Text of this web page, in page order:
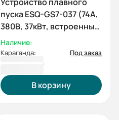
пуска ESQ-GS7-037 (74А,
380В, 37кВт, встроенный
шунтирующий
контактор)
Наличие:
Караганда: Под заказ
В корзину